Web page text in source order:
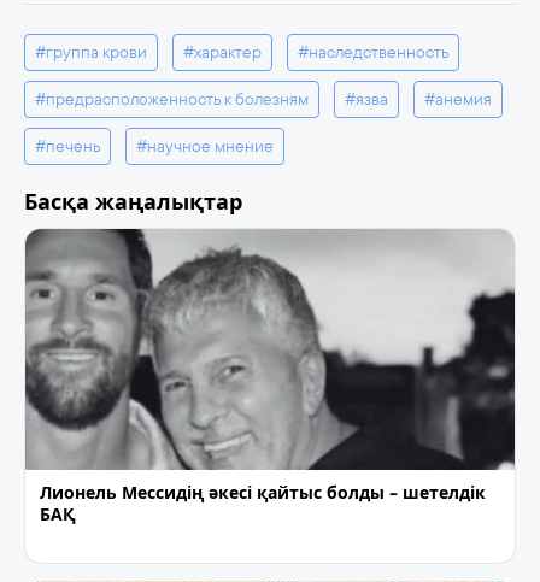
#группа крови #характер #наследственность
#предрасположенность к болезням #язва #анемия
#печень #научное мнение
Басқа жаңалықтар
Лионель Мессидің әкесі қайтыс болды – шетелдік
БАҚ